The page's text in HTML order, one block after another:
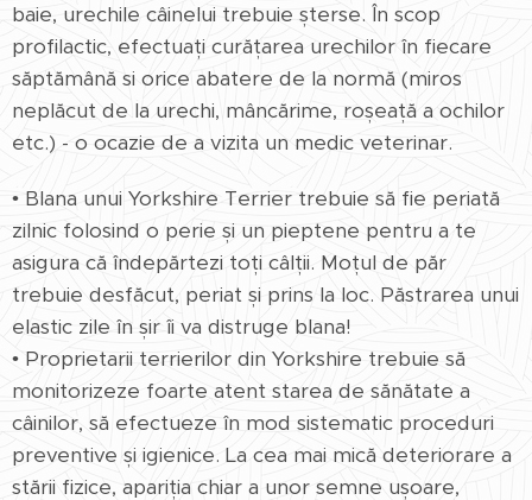
baie, urechile câinelui trebuie șterse. În scop
profilactic, efectuați curățarea urechilor în fiecare
săptămână si orice abatere de la normă (miros
neplăcut de la urechi, mâncărime, roșeață a ochilor
etc.) - o ocazie de a vizita un medic veterinar.
• Blana unui Yorkshire Terrier trebuie să fie periată
zilnic folosind o perie și un pieptene pentru a te
asigura că îndepărtezi toți câlții. Moțul de păr
trebuie desfăcut, periat și prins la loc. Păstrarea unui
elastic zile în șir îi va distruge blana!
• Proprietarii terrierilor din Yorkshire trebuie să
monitorizeze foarte atent starea de sănătate a
câinilor, să efectueze în mod sistematic proceduri
preventive și igienice. La cea mai mică deteriorare a
stării fizice, apariția chiar a unor semne ușoare,